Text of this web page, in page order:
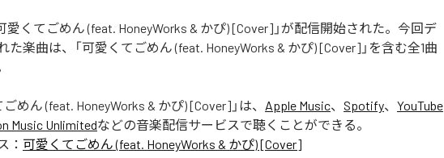
愛くてごめん (feat. HoneyWorks & かぴ) [Cover]」が配信開始された。今回デ
た楽曲は、「可愛くてごめん (feat. HoneyWorks & かぴ) [Cover]」を含む全1曲
めん (feat. HoneyWorks & かぴ) [Cover] 」は、 Apple Music、 Spotify、 YouTube
Music Unlimitedなどの音楽配信サービスで聴くことができる。
： 可愛くてごめん (feat. HoneyWorks & かぴ) [Cover]